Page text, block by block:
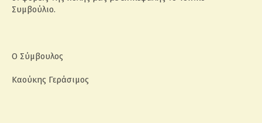
Συμβούλιο.
Ο Σύμβουλος
Καούκης Γεράσιμος